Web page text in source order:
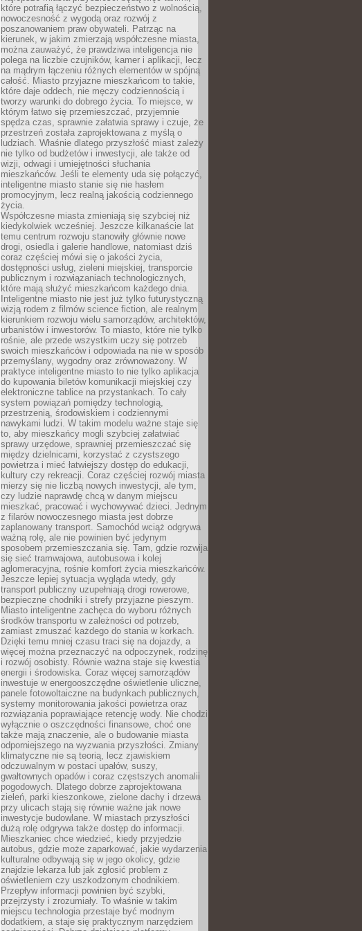
które potrafią łączyć bezpieczeństwo z wolnością,
nowoczesność z wygodą oraz rozwój z
poszanowaniem praw obywateli. Patrząc na
kierunek, w jakim zmierzają współczesne miasta,
można zauważyć, że prawdziwa inteligencja nie
polega na liczbie czujników, kamer i aplikacji, lecz
na mądrym łączeniu różnych elementów w spójną
całość. Miasto przyjazne mieszkańcom to takie,
które daje oddech, nie męczy codziennością i
tworzy warunki do dobrego życia. To miejsce, w
którym łatwo się przemieszczać, przyjemnie
spędza czas, sprawnie załatwia sprawy i czuje, że
przestrzeń została zaprojektowana z myślą o
ludziach. Właśnie dlatego przyszłość miast zależy
nie tylko od budżetów i inwestycji, ale także od
wizji, odwagi i umiejętności słuchania
mieszkańców. Jeśli te elementy uda się połączyć,
inteligentne miasto stanie się nie hasłem
promocyjnym, lecz realną jakością codziennego
życia.
Współczesne miasta zmieniają się szybciej niż
kiedykolwiek wcześniej. Jeszcze kilkanaście lat
temu centrum rozwoju stanowiły głównie nowe
drogi, osiedla i galerie handlowe, natomiast dziś
coraz częściej mówi się o jakości życia,
dostępności usług, zieleni miejskiej, transporcie
publicznym i rozwiązaniach technologicznych,
które mają służyć mieszkańcom każdego dnia.
Inteligentne miasto nie jest już tylko futurystyczną
wizją rodem z filmów science fiction, ale realnym
kierunkiem rozwoju wielu samorządów, architektów,
urbanistów i inwestorów. To miasto, które nie tylko
rośnie, ale przede wszystkim uczy się potrzeb
swoich mieszkańców i odpowiada na nie w sposób
przemyślany, wygodny oraz zrównoważony. W
praktyce inteligentne miasto to nie tylko aplikacja
do kupowania biletów komunikacji miejskiej czy
elektroniczne tablice na przystankach. To cały
system powiązań pomiędzy technologią,
przestrzenią, środowiskiem i codziennymi
nawykami ludzi. W takim modelu ważne staje się
to, aby mieszkańcy mogli szybciej załatwiać
sprawy urzędowe, sprawniej przemieszczać się
między dzielnicami, korzystać z czystszego
powietrza i mieć łatwiejszy dostęp do edukacji,
kultury czy rekreacji. Coraz częściej rozwój miasta
mierzy się nie liczbą nowych inwestycji, ale tym,
czy ludzie naprawdę chcą w danym miejscu
mieszkać, pracować i wychowywać dzieci. Jednym
z filarów nowoczesnego miasta jest dobrze
zaplanowany transport. Samochód wciąż odgrywa
ważną rolę, ale nie powinien być jedynym
sposobem przemieszczania się. Tam, gdzie rozwija
się sieć tramwajowa, autobusowa i kolej
aglomeracyjna, rośnie komfort życia mieszkańców.
Jeszcze lepiej sytuacja wygląda wtedy, gdy
transport publiczny uzupełniają drogi rowerowe,
bezpieczne chodniki i strefy przyjazne pieszym.
Miasto inteligentne zachęca do wyboru różnych
środków transportu w zależności od potrzeb,
zamiast zmuszać każdego do stania w korkach.
Dzięki temu mniej czasu traci się na dojazdy, a
więcej można przeznaczyć na odpoczynek, rodzinę
i rozwój osobisty. Równie ważna staje się kwestia
energii i środowiska. Coraz więcej samorządów
inwestuje w energooszczędne oświetlenie uliczne,
panele fotowoltaiczne na budynkach publicznych,
systemy monitorowania jakości powietrza oraz
rozwiązania poprawiające retencję wody. Nie chodzi
wyłącznie o oszczędności finansowe, choć one
także mają znaczenie, ale o budowanie miasta
odporniejszego na wyzwania przyszłości. Zmiany
klimatyczne nie są teorią, lecz zjawiskiem
odczuwalnym w postaci upałów, suszy,
gwałtownych opadów i coraz częstszych anomalii
pogodowych. Dlatego dobrze zaprojektowana
zieleń, parki kieszonkowe, zielone dachy i drzewa
przy ulicach stają się równie ważne jak nowe
inwestycje budowlane. W miastach przyszłości
dużą rolę odgrywa także dostęp do informacji.
Mieszkaniec chce wiedzieć, kiedy przyjedzie
autobus, gdzie może zaparkować, jakie wydarzenia
kulturalne odbywają się w jego okolicy, gdzie
znajdzie lekarza lub jak zgłosić problem z
oświetleniem czy uszkodzonym chodnikiem.
Przepływ informacji powinien być szybki,
przejrzysty i zrozumiały. To właśnie w takim
miejscu technologia przestaje być modnym
dodatkiem, a staje się praktycznym narzędziem